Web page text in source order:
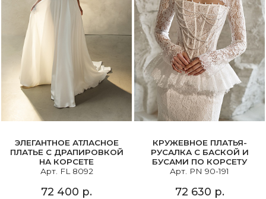
ЭЛЕГАНТНОЕ АТЛАСНОЕ
ПЛАТЬЕ С ДРАПИРОВКОЙ
НА КОРСЕТЕ
Арт. FL 8092
72 400 р.
КРУЖЕВНОЕ ПЛАТЬЯ-
РУСАЛКА С БАСКОЙ И
БУСАМИ ПО КОРСЕТУ
Арт. PN 90-191
72 630 р.